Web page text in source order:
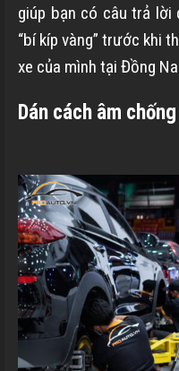
giúp bạn có câu trả lời
“bí kíp vàng” trước khi
xe của mình tại Đồng
Dán cách âm